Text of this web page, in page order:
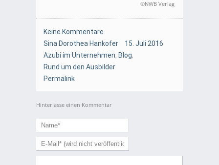
©NWB Verlag
Keine Kommentare
Sina Dorothea Hankofer
15. Juli 2016
Azubi im Unternehmen, Blog,
Rund um den Ausbilder
Permalink
Hinterlasse einen Kommentar